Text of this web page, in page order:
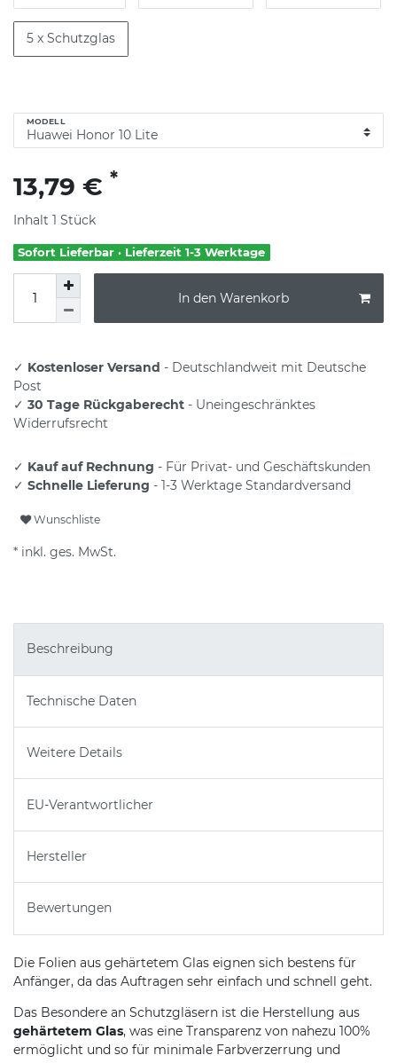
5 x Schutzglas
MODELL
13,79 € *
Inhalt 1 Stück
Sofort Lieferbar · Lieferzeit 1-3 Werktage
In den Warenkorb
✓ Kostenloser Versand - Deutschlandweit mit Deutsche
Post
✓ 30 Tage Rückgaberecht - Uneingeschränktes
Widerrufsrecht
✓ Kauf auf Rechnung - Für Privat- und Geschäftskunden
✓ Schnelle Lieferung - 1-3 Werktage Standardversand
Wunschliste
* inkl. ges. MwSt.
Beschreibung
Technische Daten
Weitere Details
EU-Verantwortlicher
Hersteller
Bewertungen
Die Folien aus gehärtetem Glas eignen sich bestens für
Anfänger, da das Auftragen sehr einfach und schnell geht.
Das Besondere an Schutzgläsern ist die Herstellung aus
gehärtetem Glas, was eine Transparenz von nahezu 100%
ermöglicht und so für minimale Farbverzerrung und